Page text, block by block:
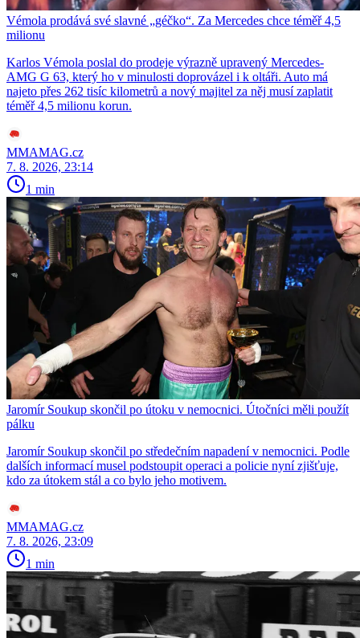
Vémola prodává své slavné „géčko“. Za Mercedes chce téměř 4,5
milionu
Karlos Vémola poslal do prodeje výrazně upravený Mercedes-
AMG G 63, který ho v minulosti doprovázel i k oltáři. Auto má
najeto přes 262 tisíc kilometrů a nový majitel za něj musí zaplatit
téměř 4,5 milionu korun.
MMAMAG.cz
7. 8. 2026, 23:14
1 min
Jaromír Soukup skončil po útoku v nemocnici. Útočníci měli použít
pálku
Jaromír Soukup skončil po středečním napadení v nemocnici. Podle
dalších informací musel podstoupit operaci a policie nyní zjišťuje,
kdo za útokem stál a co bylo jeho motivem.
MMAMAG.cz
7. 8. 2026, 23:09
1 min